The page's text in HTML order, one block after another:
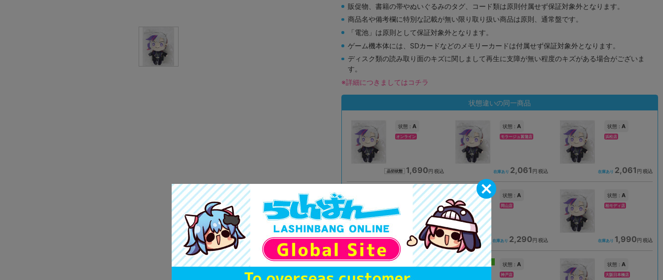
販促物、書籍の帯やぬいぐるみのタグ、コード類は原則付属せず保証対象外となります。
商品名や備考欄に特別な記載が無い限り取り扱い商品は原則、通常盤です。
「電池」は原則として保証対象外となります。
ゲーム機本体には、SDカードなどのメモリーカードは付属せず保証対象外となります。
ディスク類の読み取り面のキズに関しまして再生に支障が無い程度のキズがある場合がございま
す。
※詳細につきましてはコチラ
状態違いの同一商品
状態 : A
オンライン
品切状態 1,690円 税込
状態 : A
モラージュ菖蒲店
在庫あり 2,061 円 税込
状態 : A
浜松店
在庫あり 2,061 円 税込
状態 :A
在庫あり 1,990円 税込
状態 : A
岡山店
在庫あり 2,290 円 税込
状態 : A
柏モディ店
在庫あり 1,990 円 税込
A
札幌店本館
新入荷 状態 : A
神戸店
状態 : A
大阪日本橋店